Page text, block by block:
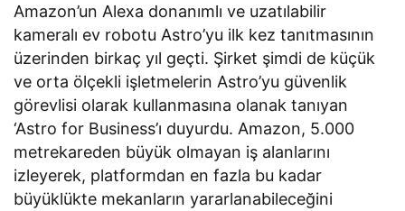
Amazon’un Alexa donanımlı ve uzatılabilir
kameralı ev robotu Astro’yu ilk kez tanıtmasının
üzerinden birkaç yıl geçti. Şirket şimdi de küçük
ve orta ölçekli işletmelerin Astro’yu güvenlik
görevlisi olarak kullanmasına olanak tanıyan
‘Astro for Business’ı duyurdu. Amazon, 5.000
metrekareden büyük olmayan iş alanlarını
izleyerek, platformdan en fazla bu kadar
büyüklükte mekanların yararlanabileceğini